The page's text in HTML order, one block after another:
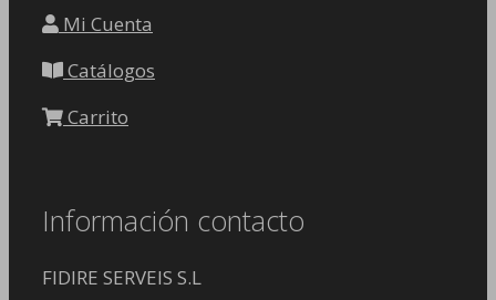
Mi Cuenta
Catálogos
Carrito
Información contacto
FIDIRE SERVEIS S.L